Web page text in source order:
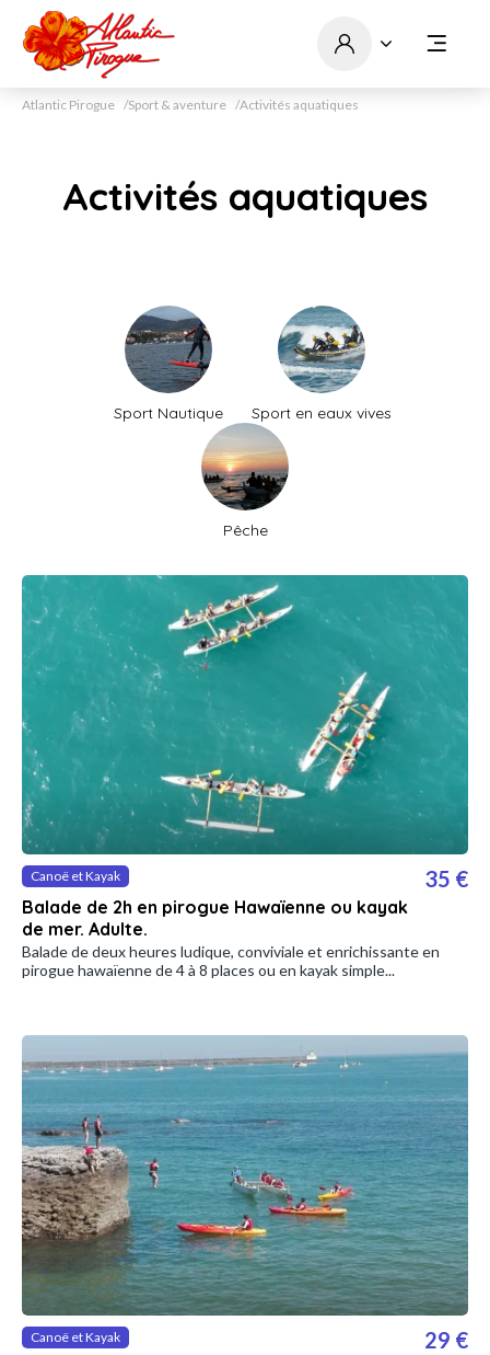
Atlantic Pirogue Sport & aventure Activités aquatiques
Activités aquatiques
Sport Nautique Sport en eaux vives
Pêche
Canoë et Kayak
Balade de 2h en pirogue Hawaïenne ou kayak
de mer. Adulte.
35 €
Balade de deux heures ludique, conviviale et enrichissante en
pirogue hawaïenne de 4 à 8 places ou en kayak simple...
Canoë et Kayak 29 €